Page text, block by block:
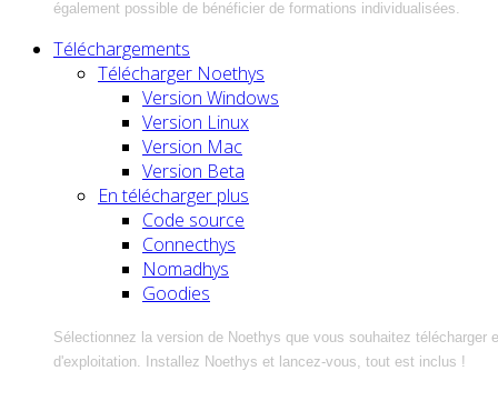
également possible de bénéficier de formations individualisées.
Téléchargements
Télécharger Noethys
Version Windows
Version Linux
Version Mac
Version Beta
En télécharger plus
Code source
Connecthys
Nomadhys
Goodies
Sélectionnez la version de Noethys que vous souhaitez télécharger
d'exploitation. Installez Noethys et lancez-vous, tout est inclus !